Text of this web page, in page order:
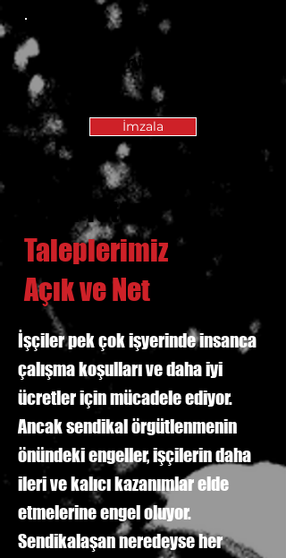
Taleplerimiz Net
İmzala
Artık Yeter!
Taleplerimiz
Açık ve Net
İşçiler pek çok işyerinde insanca
çalışma koşulları ve daha iyi
ücretler için mücadele ediyor.
Ancak sendikal örgütlenmenin
önündeki engeller, işçilerin daha
ileri ve kalıcı kazanımlar elde
etmelerine engel oluyor.
Sendikalaşan neredeyse her